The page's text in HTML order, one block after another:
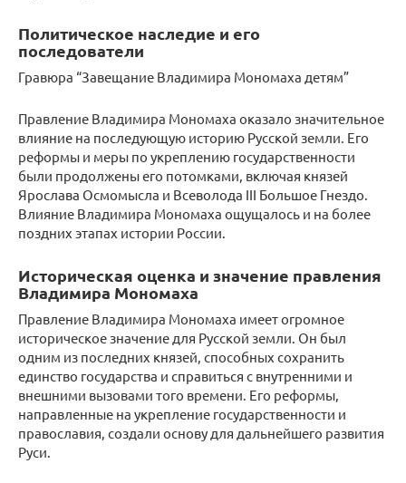
Политическое наследие и его
последователи
Гравюра “Завещание Владимира Мономаха детям”
Правление Владимира Мономаха оказало значительное
влияние на последующую историю Русской земли. Его
реформы и меры по укреплению государственности
были продолжены его потомками, включая князей
Ярослава Осмомысла и Всеволода III Большое Гнездо.
Влияние Владимира Мономаха ощущалось и на более
поздних этапах истории России.
Историческая оценка и значение правления
Владимира Мономаха
Правление Владимира Мономаха имеет огромное
историческое значение для Русской земли. Он был
одним из последних князей, способных сохранить
единство государства и справиться с внутренними и
внешними вызовами того времени. Его реформы,
направленные на укрепление государственности и
православия, создали основу для дальнейшего развития
Руси.